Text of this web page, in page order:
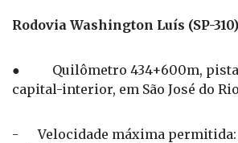
Rodovia Washington Luís (SP-
● Quilômetro 434+600m, pista
capital-interior, em São José do Rio
- Velocidade máxima permitida: